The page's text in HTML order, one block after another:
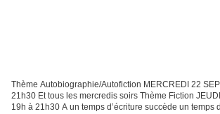
Thème Autobiographie/Autofiction MERCREDI 22
21h30 Et tous les mercredis soirs Thème Fiction
19h à 21h30 A un temps d’écriture succède un temps